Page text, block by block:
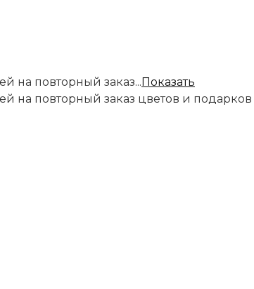
на повторный заказ...Показать
на повторный заказ цветов и подарков